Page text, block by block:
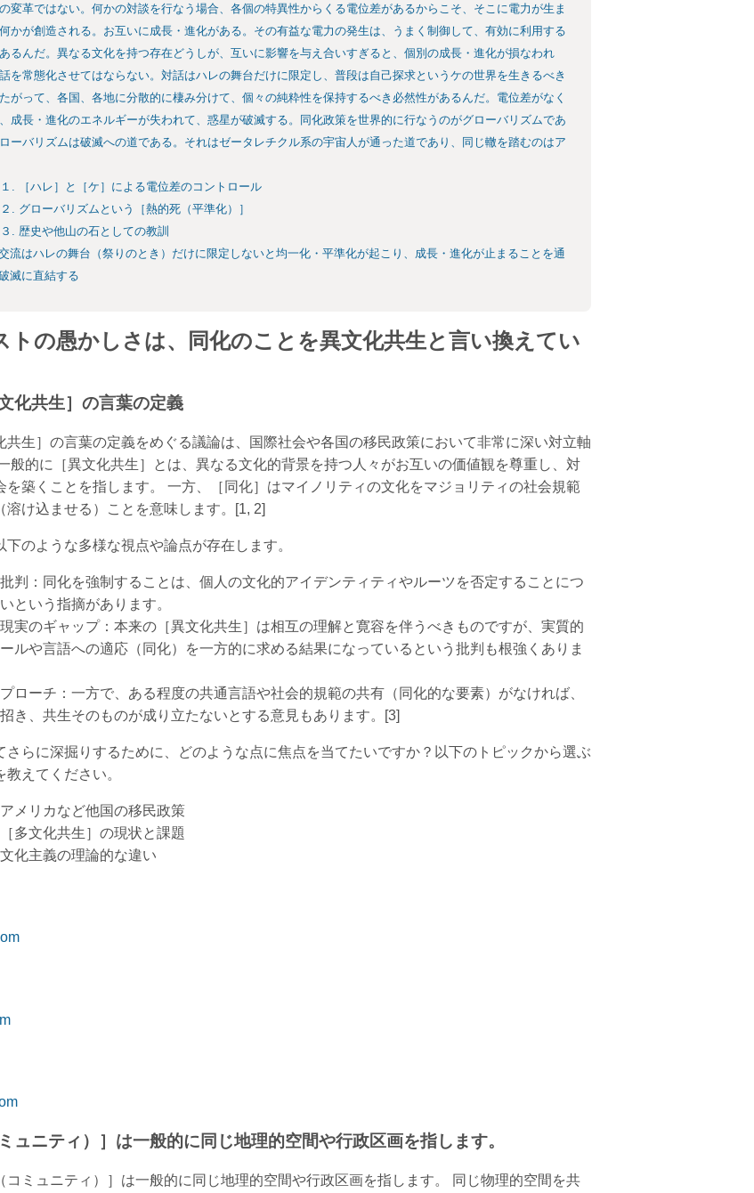
変革ではない。何かの対談を行なう場合、各個の特異性からくる電位差があるからこそ、そこに電力が生ま
かが創造される。お互いに成長・進化がある。その有益な電力の発生は、うまく制御して、有効に利用する
るんだ。異なる文化を持つ存在どうしが、互いに影響を与え合いすぎると、個別の成長・進化が損なわれ
を常態化させてはならない。対話はハレの舞台だけに限定し、普段は自己探求というケの世界を生きるべき
がって、各国、各地に分散的に棲み分けて、個々の純粋性を保持するべき必然性があるんだ。電位差がなく
成長・進化のエネルギーが失われて、惑星が破滅する。同化政策を世界的に行なうのがグローバリズムであ
ーバリズムは破滅への道である。それはゼータレチクル系の宇宙人が通った道であり、同じ轍を踏むのはア
１. ［ハレ］と［ケ］による電位差のコントロール
２. グローバリズムという［熱的死（平準化）］
３. 歴史や他山の石としての教訓
流はハレの舞台（祭りのとき）だけに限定しないと均一化・平準化が起こり、成長・進化が止まることを通
滅に直結する
トの愚かしさは、同化のことを異文化共生と言い換えてい
化共生］の言葉の定義
共生］の言葉の定義をめぐる議論は、国際社会や各国の移民政策において非常に深い対立軸
般的に［異文化共生］とは、異なる文化的背景を持つ人々がお互いの価値観を尊重し、対
を築くことを指します。 一方、［同化］はマイノリティの文化をマジョリティの社会規範
溶け込ませる）ことを意味します。[1, 2]
下のような多様な視点や論点が存在します。
判：同化を強制することは、個人の文化的アイデンティティやルーツを否定することにつ
という指摘があります。
実のギャップ：本来の［異文化共生］は相互の理解と寛容を伴うべきものですが、実質的
ルや言語への適応（同化）を一方的に求める結果になっているという批判も根強くありま
ローチ：一方で、ある程度の共通言語や社会的規範の共有（同化的な要素）がなければ、
き、共生そのものが成り立たないとする意見もあります。[3]
さらに深掘りするために、どのような点に焦点を当てたいですか？以下のトピックから選ぶ
えてください。
メリカなど他国の移民政策
多文化共生］の現状と課題
化主義の理論的な違い
ュニティ）］は一般的に同じ地理的空間や行政区画を指します。
コミュニティ）］は一般的に同じ地理的空間や行政区画を指します。 同じ物理的空間を共